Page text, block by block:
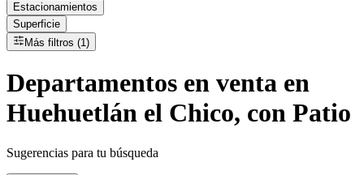
Estacionamientos
Superficie
Más filtros (1)
Departamentos en venta en
Huehuetlán el Chico, con Patio
Sugerencias para tu búsqueda